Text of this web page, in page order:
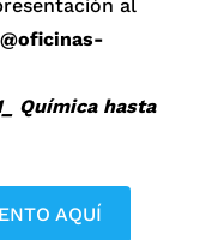
al
Química hasta
AQUÍ